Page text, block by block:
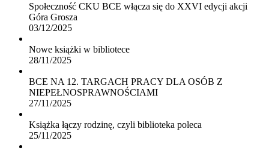
Społeczność CKU BCE włącza się do XXVI edycji akcji
Góra Grosza
03/12/2025
Nowe książki w bibliotece
28/11/2025
BCE NA 12. TARGACH PRACY DLA OSÓB Z
NIEPEŁNOSPRAWNOŚCIAMI
27/11/2025
Książka łączy rodzinę, czyli biblioteka poleca
25/11/2025